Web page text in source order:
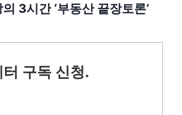
3시간 ‘부동산 끝장토론’
구독 신청.